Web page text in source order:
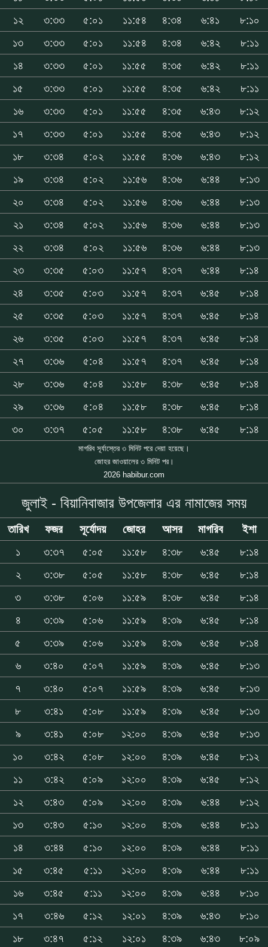
১২
৩:৩৩ ৫:০১ ১১:৫৪ ৪:৩৪ ৬:৪১
৮:১০
১৩
৩:৩৩ ৫:০১ ১১:৫৪ ৪:৩৪ ৬:৪২
৮:১১
১৪
৩:৩৩ ৫:০১ ১১:৫৫ ৪:৩৫ ৬:৪২
৮:১১
১৫
৩:৩৩ ৫:০১ ১১:৫৫ ৪:৩৫ ৬:৪২
৮:১১
১৬
৩:৩৩ ৫:০১ ১১:৫৫ ৪:৩৫ ৬:৪৩
৮:১২
১৭
৩:৩৩ ৫:০১ ১১:৫৫ ৪:৩৫ ৬:৪৩
৮:১২
১৮
৩:৩৪ ৫:০২ ১১:৫৫ ৪:৩৬ ৬:৪৩
৮:১২
১৯
৩:৩৪ ৫:০২ ১১:৫৬ ৪:৩৬ ৬:৪৪
৮:১৩
২০
৩:৩৪ ৫:০২ ১১:৫৬ ৪:৩৬ ৬:৪৪
৮:১৩
২১
৩:৩৪ ৫:০২ ১১:৫৬ ৪:৩৬ ৬:৪৪
৮:১৩
২২
৩:৩৪ ৫:০২ ১১:৫৬ ৪:৩৬ ৬:৪৪
৮:১৩
২৩
৩:৩৫ ৫:০৩ ১১:৫৭ ৪:৩৭ ৬:৪৪
৮:১৪
২৪
৩:৩৫ ৫:০৩ ১১:৫৭ ৪:৩৭ ৬:৪৫
৮:১৪
২৫
৩:৩৫ ৫:০৩ ১১:৫৭ ৪:৩৭ ৬:৪৫
৮:১৪
২৬
৩:৩৫ ৫:০৩ ১১:৫৭ ৪:৩৭ ৬:৪৫
৮:১৪
২৭
৩:৩৬ ৫:০৪ ১১:৫৭ ৪:৩৭ ৬:৪৫
৮:১৪
২৮
৩:৩৬ ৫:০৪ ১১:৫৮ ৪:৩৮ ৬:৪৫
৮:১৪
২৯
৩:৩৬ ৫:০৪ ১১:৫৮ ৪:৩৮ ৬:৪৫
৮:১৪
৩০
৩:৩৭ ৫:০৫ ১১:৫৮ ৪:৩৮ ৬:৪৫ ৮:১৪
মাগরিব সূর্যাস্তের ৩ মিনিট পরে দেয়া হয়েছে।
জোহর জাওয়ালের ৩ মিনিট পর।
2026 habibur.com
জুলাই - বিয়ানিবাজার উপজেলার এর নামাজের সময়
তারিখ ফজর সূর্যোদয় জোহর আসর মাগরিব
ইশা
১
৩:৩৭ ৫:০৫ ১১:৫৮ ৪:৩৮ ৬:৪৫
৮:১৪
২
৩:৩৮ ৫:০৫ ১১:৫৮ ৪:৩৮ ৬:৪৫
৮:১৪
৩
৩:৩৮ ৫:০৬ ১১:৫৯ ৪:৩৮ ৬:৪৫
৮:১৪
৪
৩:৩৯ ৫:০৬ ১১:৫৯ ৪:৩৯ ৬:৪৫
৮:১৪
৫
৩:৩৯ ৫:০৬ ১১:৫৯ ৪:৩৯ ৬:৪৫
৮:১৪
৬
৩:৪০ ৫:০৭ ১১:৫৯ ৪:৩৯ ৬:৪৫
৮:১৩
৭
৩:৪০ ৫:০৭ ১১:৫৯ ৪:৩৯ ৬:৪৫
৮:১৩
৮
৩:৪১ ৫:০৮ ১১:৫৯ ৪:৩৯ ৬:৪৫
৮:১৩
৯
৩:৪১ ৫:০৮ ১২:০০ ৪:৩৯ ৬:৪৫
৮:১৩
১০
৩:৪২ ৫:০৮ ১২:০০ ৪:৩৯ ৬:৪৫
৮:১২
১১
৩:৪২ ৫:০৯ ১২:০০ ৪:৩৯ ৬:৪৫
৮:১২
১২
৩:৪৩ ৫:০৯ ১২:০০ ৪:৩৯ ৬:৪৪
৮:১২
১৩
৩:৪৩ ৫:১০ ১২:০০ ৪:৩৯ ৬:৪৪
৮:১১
১৪
৩:৪৪ ৫:১০ ১২:০০ ৪:৩৯ ৬:৪৪
৮:১১
১৫
৩:৪৫ ৫:১১ ১২:০০ ৪:৩৯ ৬:৪৪
৮:১১
১৬
৩:৪৫ ৫:১১ ১২:০০ ৪:৩৯ ৬:৪৪
৮:১০
১৭
৩:৪৬ ৫:১২ ১২:০১ ৪:৩৯ ৬:৪৩
৮:১০
১৮
৩:৪৭ ৫:১২ ১২:০১ ৪:৩৯ ৬:৪৩
৮:০৯